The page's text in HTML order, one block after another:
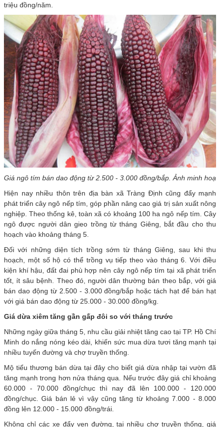
triệu đồng/năm.
Giá ngô tím bán dao động từ 2.500 - 3.000 đồng/bắp. Ảnh minh hoạ
Hiện nay nhiều thôn trên địa bàn xã Tràng Định cũng đẩy mạnh
phát triển cây ngô nếp tím, góp phần nâng cao giá trị sản xuất nông
nghiệp. Theo thống kê, toàn xã có khoảng 100 ha ngô nếp tím. Cây
ngô được người dân gieo trồng từ tháng Giêng, bắt đầu cho thu
hoạch vào khoảng tháng 5.
Đối với những diện tích trồng sớm từ tháng Giêng, sau khi thu
hoạch, một số hộ có thể trồng vụ tiếp theo vào tháng 6. Với điều
kiện khí hậu, đất đai phù hợp nên cây ngô nếp tím tại xã phát triển
tốt, ít sâu bệnh. Theo đó, người dân thường bán theo bắp, với giá
bán dao động từ 2.500 - 3.000 đồng/bắp hoặc tách hạt để bán hạt
với giá bán dao động từ 25.000 - 30.000 đồng/kg.
Giá dừa xiêm tăng gần gấp đôi so với tháng trước
Những ngày giữa tháng 5, nhu cầu giải nhiệt tăng cao tại TP. Hồ Chí
Minh do nắng nóng kéo dài, khiến sức mua dừa tươi tăng mạnh tại
nhiều tuyến đường và chợ truyền thống.
Mộ tiểu thương bán dừa tại đây cho biết giá dừa nhập tại vườn đã
tăng mạnh trong hơn nửa tháng qua. Nếu trước đây giá chỉ khoảng
60.000 - 70.000 đồng/chục thì nay đã lên 100.000 - 120.000
đồng/chục. Giá bán lẻ vì vậy cũng tăng từ khoảng 7.000 - 8.000
đồng lên 12.000 - 15.000 đồng/trái.
Không chỉ các xe đẩy ven đường, tại nhiều chợ truyền thống, giá